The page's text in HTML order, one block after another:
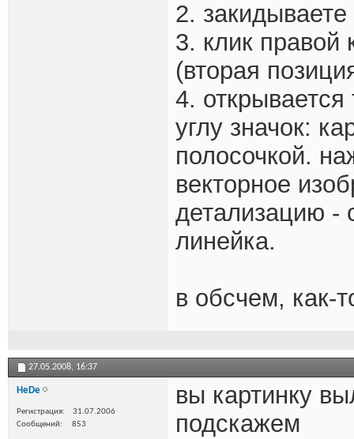
2. закидываете
3. клик правой
(вторая
4.
углу значок:
полосочкой.
векторное
детализацию -
линейка.
в обсчем, как-
27.05.2008, 16:37
HeDe
Регистрация
31.07.2006
Сообщений
853
вы картинку
подскажем